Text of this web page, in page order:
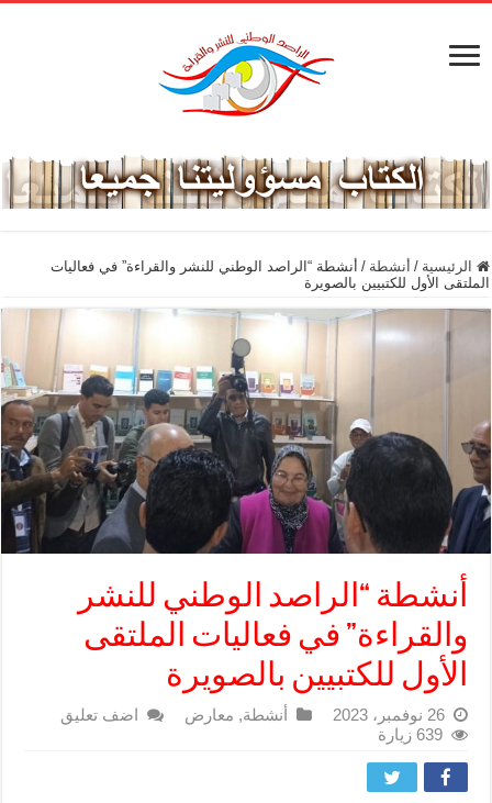
الرئيسية / أنشطة / أنشطة “الراصد الوطني للنشر والقراءة” في فعاليات
الملتقى الأول للكتبيين بالصويرة
أنشطة “الراصد الوطني للنشر
والقراءة” في فعاليات الملتقى
الأول للكتبيين بالصويرة
26 نوفمبر، 2023 أنشطة, معارض
اضف تعليق
639 زيارة